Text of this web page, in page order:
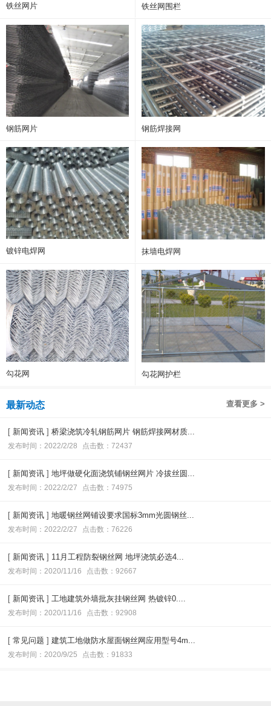
铁丝网片 铁丝网围栏
钢筋网片 钢筋焊接网
镀锌电焊网 抹墙电焊网
勾花网 勾花网护栏
查看更多 >
最新动态
[ 新闻资讯 ] 桥梁浇筑冷轧钢筋网片 钢筋焊接网材质...
发布时间：2022/2/28 点击数：72437
[ 新闻资讯 ] 地坪做硬化面浇筑铺钢丝网片 冷拔丝圆...
发布时间：2022/2/27 点击数：74975
[ 新闻资讯 ] 地暖钢丝网铺设要求国标3mm光圆钢丝...
发布时间：2022/2/27 点击数：76226
[ 新闻资讯 ] 11月工程防裂钢丝网 地坪浇筑必选4...
发布时间：2020/11/16 点击数：92667
[ 新闻资讯 ] 工地建筑外墙批灰挂钢丝网 热镀锌0....
发布时间：2020/11/16 点击数：92908
[ 常见问题 ] 建筑工地做防水屋面钢丝网应用型号4m...
发布时间：2020/9/25 点击数：91833